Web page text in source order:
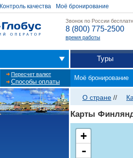
Контроль качества Моё бронирование
Звонок по России
8 (800) 775-2500
время работы
Туры
Пересчет валют
Способы оплаты
Моё бронирование
О стране //
Карты
+
-